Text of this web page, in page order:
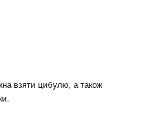
взяти цибулю, а також